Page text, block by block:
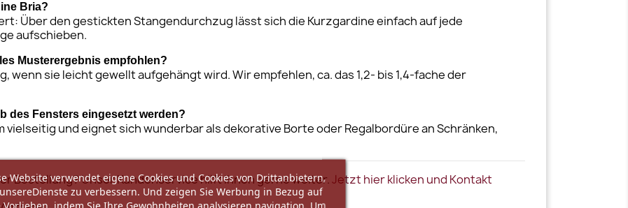
Bria?
Über den gestickten Stangendurchzug lässt sich die Kurzgardine einfach auf jede
aufschieben.
Musterergebnis empfohlen?
wenn sie leicht gewellt aufgehängt wird. Wir empfehlen, ca. das 1,2- bis 1,4-fache der
des Fensters eingesetzt werden?
und eignet sich wunderbar als dekorative Borte oder Regalbordüre an Schränken,
Bestellung? Unser Kundenservice hilft Ihnen gerne weiter.Jetzt hier klicken und Kontakt
Website verwendet eigene Cookies und Cookies von Drittanbietern,
zu verbessern. Und zeigen Sie Werbung in Bezug auf
indem Sie Ihre Gewohnheiten analysieren navigation. Um